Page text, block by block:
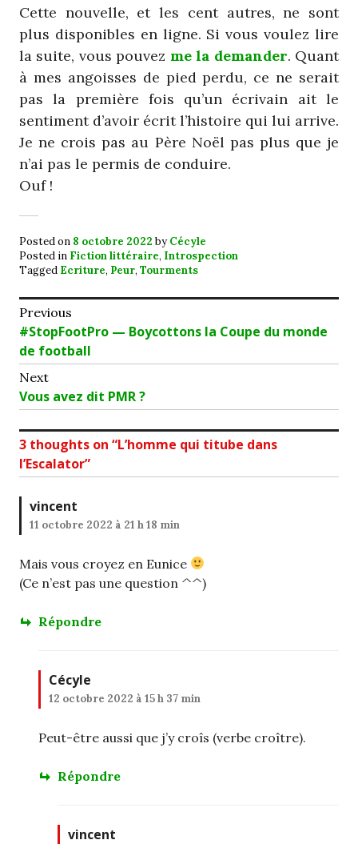
Cette nouvelle, et les cent autres, ne sont
plus disponibles en ligne. Si vous voulez lire
la suite, vous pouvez me la demander. Quant
à mes angoisses de pied perdu, ce ne serait
pas la première fois qu’un écrivain ait le
sentiment d’avoir écrit l’histoire qui lui arrive.
Je ne crois pas au Père Noël pas plus que je
n’ai pas le permis de conduire.
Ouf !
Posted on 8 octobre 2022 byCécyle
Posted in Fiction littéraire, Introspection
Tagged Ecriture, Peur, Tourments
Navigation
de
l’article
Previous
Previous
post:
#StopFootPro — Boycottons la Coupe du monde
de football
Next
Next
post:
Vous avez dit PMR ?
3 thoughts on “L’homme qui titube dans
l’Escalator”
vincent
11 octobre 2022 à 21 h 18 min
Mais vous croyez en Eunice
(Ce n’est pas une question ^^)
Répondre
Cécyle
12 octobre 2022 à 15 h 37 min
Peut-être aussi que j’y croîs (verbe croître).
Répondre
vincent